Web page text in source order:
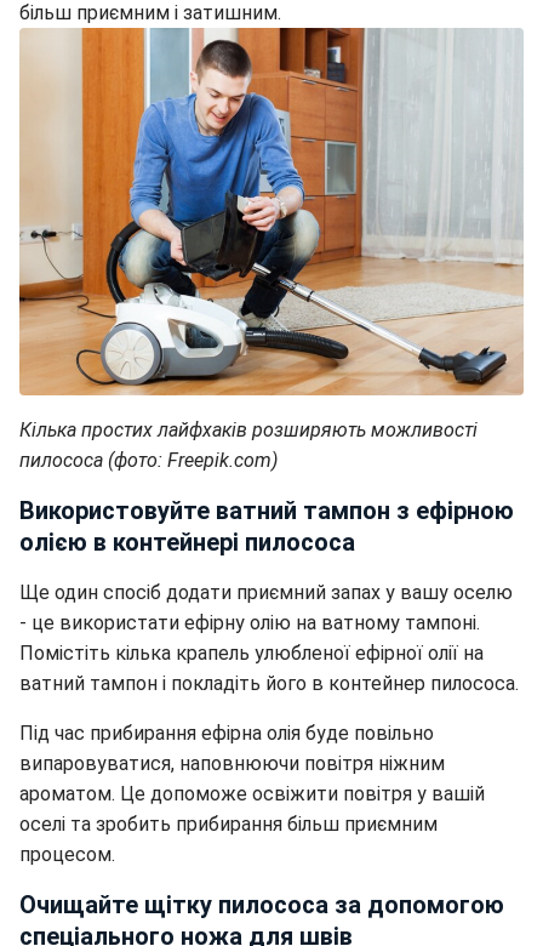
більш приємним і затишним.
Кілька простих лайфхаків розширяють можливості
пилососа (фото: Freepik.com)
Використовуйте ватний тампон з ефірною
олією в контейнері пилососа
Ще один спосіб додати приємний запах у вашу оселю
- це використати ефірну олію на ватному тампоні.
Помістіть кілька крапель улюбленої ефірної олії на
ватний тампон і покладіть його в контейнер пилососа.
Під час прибирання ефірна олія буде повільно
випаровуватися, наповнюючи повітря ніжним
ароматом. Це допоможе освіжити повітря у вашій
оселі та зробить прибирання більш приємним
процесом.
Очищайте щітку пилососа за допомогою
спеціального ножа для швів